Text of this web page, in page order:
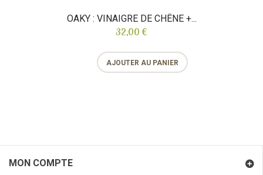
OAKY : VINAIGRE DE CHÊNE +...
32,00 €
AJOUTER AU PANIER
MON COMPTE